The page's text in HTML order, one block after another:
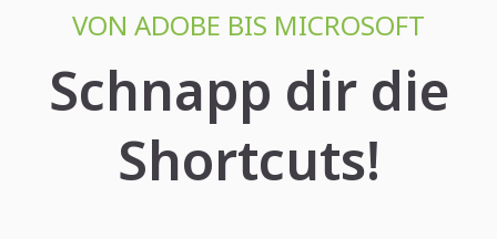
VON ADOBE BIS MICROSOFT
Schnapp dir die
Shortcuts!